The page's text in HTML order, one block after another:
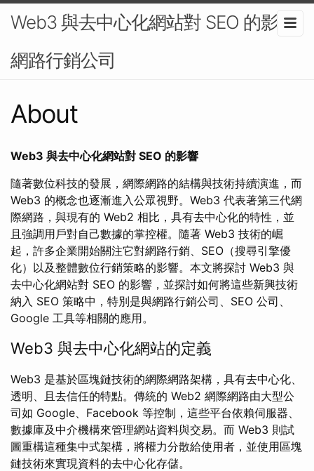
Web3 與去中心化網站對 SEO 的影響-
網路行銷公司
About
Web3 與去中心化網站對 SEO 的影響
隨著數位科技的發展，網際網路的結構與技術持續演進，而
Web3 的概念也逐漸進入公眾視野。Web3 代表著第三代網
際網路，與現有的 Web2 相比，具有去中心化的特性，並
且強調用戶對自己數據的掌控權。隨著 Web3 技術的崛
起，許多企業開始關注它對網路行銷、SEO（搜尋引擎優
化）以及整體數位行銷策略的影響。本文將探討 Web3 與
去中心化網站對 SEO 的影響，並探討如何將這些新興技術
納入 SEO 策略中，特別是與網路行銷公司、SEO 公司、
Google 工具等相關的應用。
Web3 與去中心化網站的定義
Web3 是基於區塊鏈技術的網際網路架構，具有去中心化、
透明、且去信任的特點。傳統的 Web2 網際網路由大型公
司如 Google、Facebook 等控制，這些平台依賴伺服器、
數據庫及中介機構來管理網站資料與交易。而 Web3 則試
圖重構這種集中式架構，將權力分散給使用者，並使用區塊
鏈技術來實現資料的去中心化存儲。